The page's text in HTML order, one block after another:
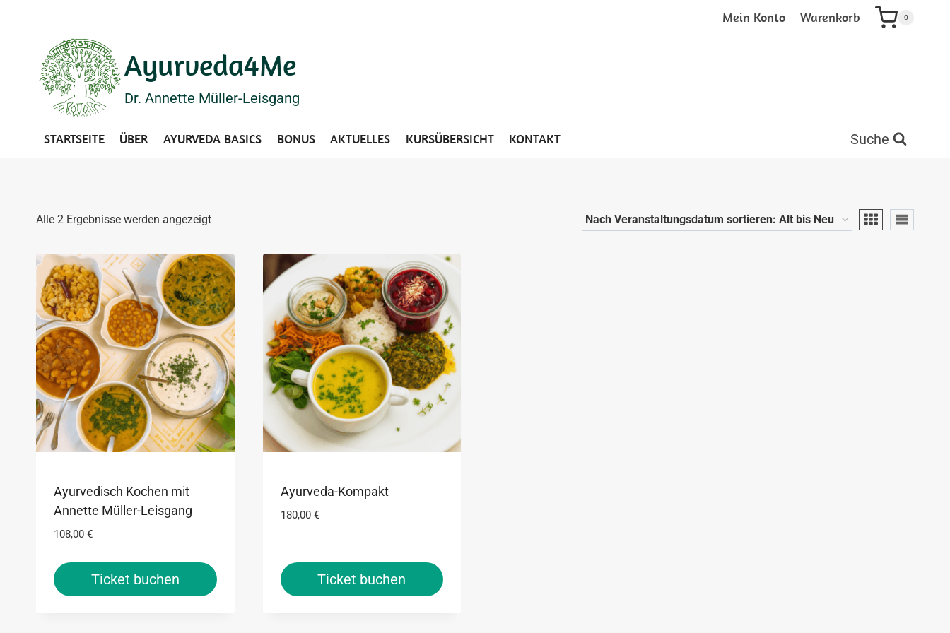
Mein Konto Warenkorb 0
Ayurveda4Me
Dr. Annette Müller-Leisgang
STARTSEITE ÜBER AYURVEDA BASICS BONUS AKTUELLES KURSÜBERSICHT KONTAKT Suche
Alle 2 Ergebnisse werden angezeigt
Ayurvedisch Kochen mit
Annette Müller-Leisgang
108,00 €
Ticket buchen
Ayurveda-Kompakt
180,00 €
Ticket buchen